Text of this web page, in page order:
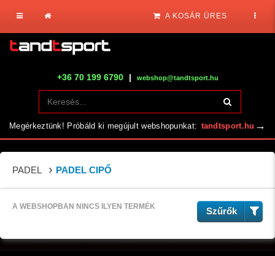
+36 70 199 6790 | webshop@tandtsport.hu
A KOSÁR ÜRES
Megérkeztünk! Próbáld ki megújult webshopunkat: tandtsport.hu →
PADEL PADEL CIPŐ
Szűrők
A WEBSHOPBAN NINCS ILYEN TERMÉK